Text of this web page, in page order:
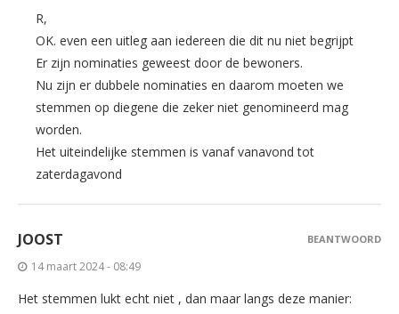
R,
OK. even een uitleg aan iedereen die dit nu niet begrijpt
Er zijn nominaties geweest door de bewoners.
Nu zijn er dubbele nominaties en daarom moeten we
stemmen op diegene die zeker niet genomineerd mag
worden.
Het uiteindelijke stemmen is vanaf vanavond tot
zaterdagavond
JOOST
14 maart 2024 - 08:49
Het stemmen lukt echt niet , dan maar langs deze manier:
BEANTWOORD